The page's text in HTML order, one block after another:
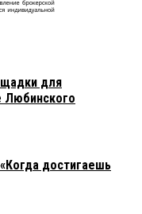
для
Любинского
достигаешь